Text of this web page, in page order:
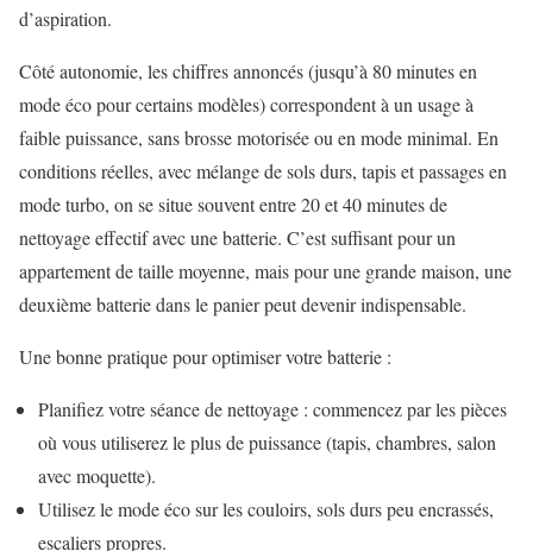
d’aspiration.
Côté autonomie, les chiffres annoncés (jusqu’à 80 minutes en
mode éco pour certains modèles) correspondent à un usage à
faible puissance, sans brosse motorisée ou en mode minimal. En
conditions réelles, avec mélange de sols durs, tapis et passages en
mode turbo, on se situe souvent entre 20 et 40 minutes de
nettoyage effectif avec une batterie. C’est suffisant pour un
appartement de taille moyenne, mais pour une grande maison, une
deuxième batterie dans le panier peut devenir indispensable.
Une bonne pratique pour optimiser votre batterie :
Planifiez votre séance de nettoyage : commencez par les pièces
où vous utiliserez le plus de puissance (tapis, chambres, salon
avec moquette).
Utilisez le mode éco sur les couloirs, sols durs peu encrassés,
escaliers propres.